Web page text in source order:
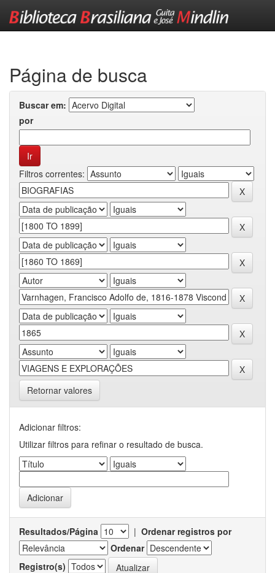
Página de busca
Buscar em:
por
Filtros correntes:
Retornar valores
Adicionar filtros:
Utilizar filtros para refinar o resultado de busca.
Resultados/Página | Ordenar registros por
Ordenar
Registro(s)